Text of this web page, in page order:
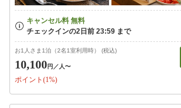
お1人さま1泊（2名1室利用時） (税込)
10,100円 ／人〜
ポイント(1%)